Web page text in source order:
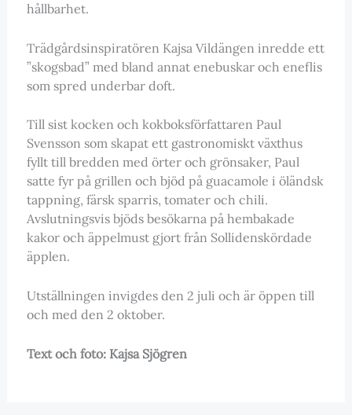
hållbarhet.
Trädgårdsinspiratören Kajsa Vildängen inredde ett
”skogsbad” med bland annat enebuskar och eneflis
som spred underbar doft.
Till sist kocken och kokboksförfattaren Paul
Svensson som skapat ett gastronomiskt växthus
fyllt till bredden med örter och grönsaker, Paul
satte fyr på grillen och bjöd på guacamole i öländsk
tappning, färsk sparris, tomater och chili.
Avslutningsvis bjöds besökarna på hembakade
kakor och äppelmust gjort från Sollidenskördade
äpplen.
Utställningen invigdes den 2 juli och är öppen till
och med den 2 oktober.
Text och foto: Kajsa Sjögren